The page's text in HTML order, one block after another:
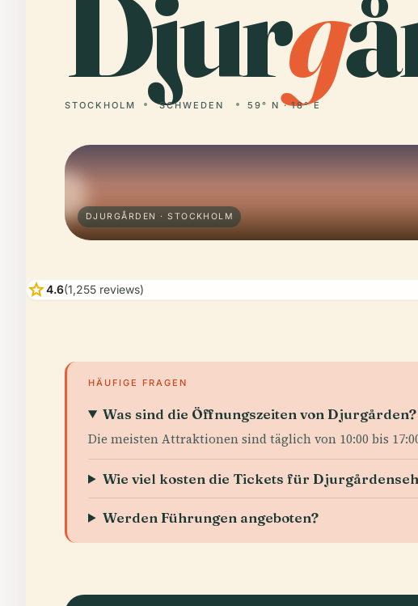
Djurg
STOCKHOLM SCHWEDEN 59° N · 18° E
DJURGÅRDEN · STOCKHOLM
star4.6(1,255 reviews)
HÄUFIGE FRAGEN
Was sind die Öffnungszeiten von Djurgården?
Die meisten Attraktionen sind täglich von 10:00 bis
Wie viel kosten die Tickets für
Werden Führungen angeboten?